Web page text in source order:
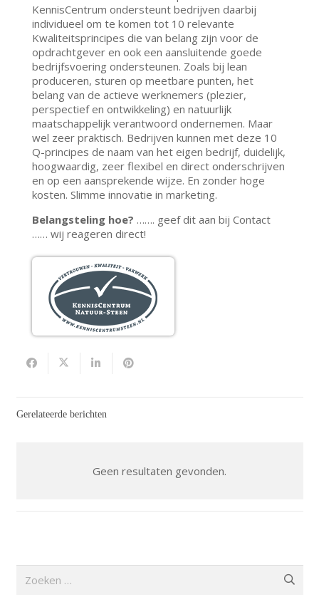
KennisCentrum ondersteunt bedrijven daarbij
individueel om te komen tot 10 relevante
Kwaliteitsprincipes die van belang zijn voor de
opdrachtgever en ook een aansluitende goede
bedrijfsvoering ondersteunen. Zoals bij lean
produceren, sturen op meetbare punten, het
belang van de actieve werknemers (plezier,
perspectief en ontwikkeling) en natuurlijk
maatschappelijk verantwoord ondernemen. Maar
wel zeer praktisch. Bedrijven kunnen met deze 10
Q-principes de naam van het eigen bedrijf, duidelijk,
hoogwaardig, zeer flexibel en direct onderschrijven
en op een aansprekende wijze. En zonder hoge
kosten. Slimme innovatie in marketing.
Belangsteling hoe? ……. geef dit aan bij Contact
…… wij reageren direct!
Gerelateerde berichten
Geen resultaten gevonden.
naar: